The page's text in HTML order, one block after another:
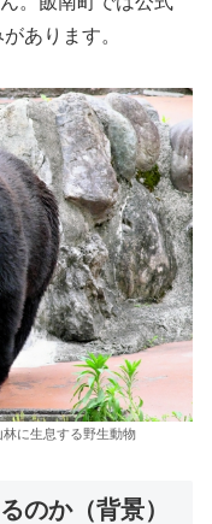
あります。
に生息する野生動物
のか（背景）